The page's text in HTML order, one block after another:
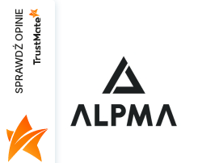
SPRAWDŹ OPINIE